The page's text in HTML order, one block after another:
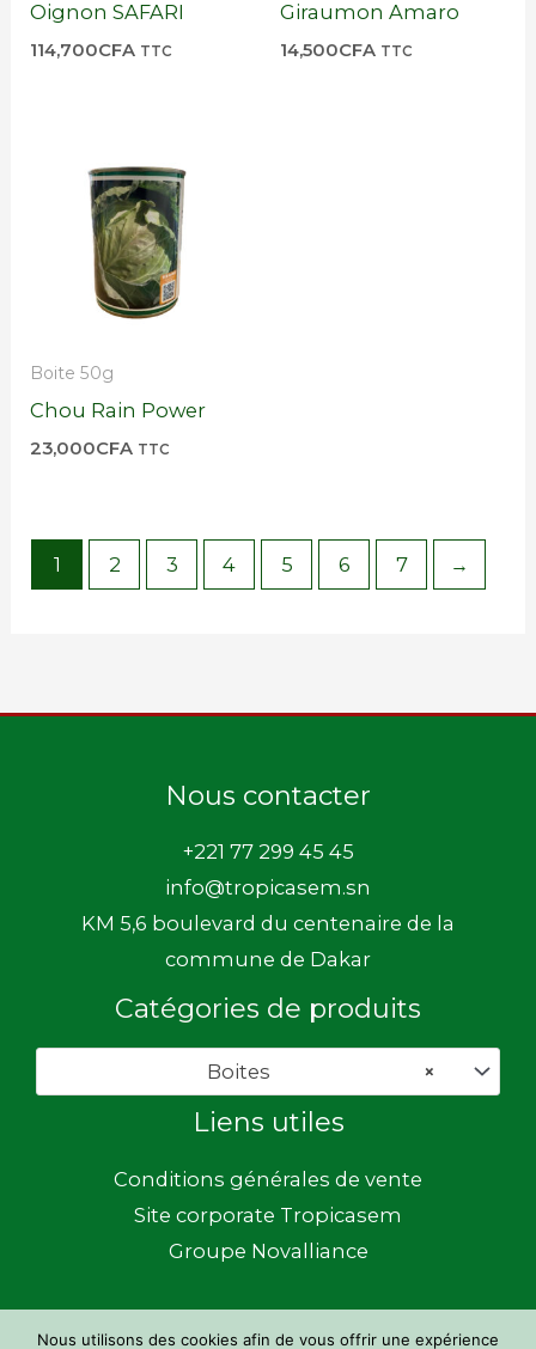
Oignon SAFARI
114,700CFA TTC
Giraumon Amaro
14,500CFA TTC
Boite 50g
Chou Rain Power
23,000CFA TTC
1 2 3 4 5 6 7 →
Nous contacter
+221 77 299 45 45
info@tropicasem.sn
KM 5,6 boulevard du centenaire de la
commune de Dakar
Catégories de produits
×
Boites
Liens utiles
Conditions générales de vente
Site corporate Tropicasem
Groupe Novalliance
Nous utilisons des cookies afin de vous offrir une expérience